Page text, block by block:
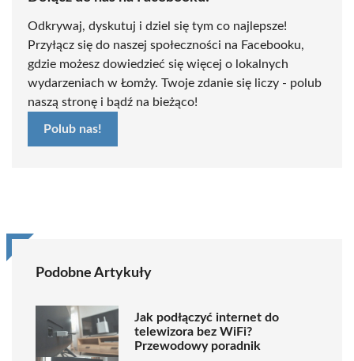
Odkrywaj, dyskutuj i dziel się tym co najlepsze!
Przyłącz się do naszej społeczności na Facebooku,
gdzie możesz dowiedzieć się więcej o lokalnych
wydarzeniach w Łomży. Twoje zdanie się liczy - polub
naszą stronę i bądź na bieżąco!
Polub nas!
Podobne Artykuły
Jak podłączyć internet do
telewizora bez WiFi?
Przewodowy poradnik